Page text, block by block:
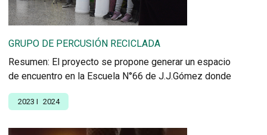
GRUPO DE PERCUSIÓN RECICLADA
Resumen: El proyecto se propone generar un espacio
de encuentro en la Escuela N°66 de J.J.Gómez donde
2023 I 2024